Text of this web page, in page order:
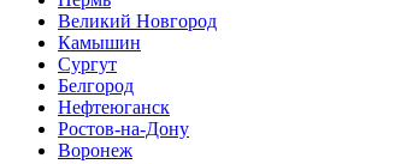
Великий Новгород
Камышин
Сургут
Белгород
Нефтеюганск
Ростов-на-Дону
Воронеж